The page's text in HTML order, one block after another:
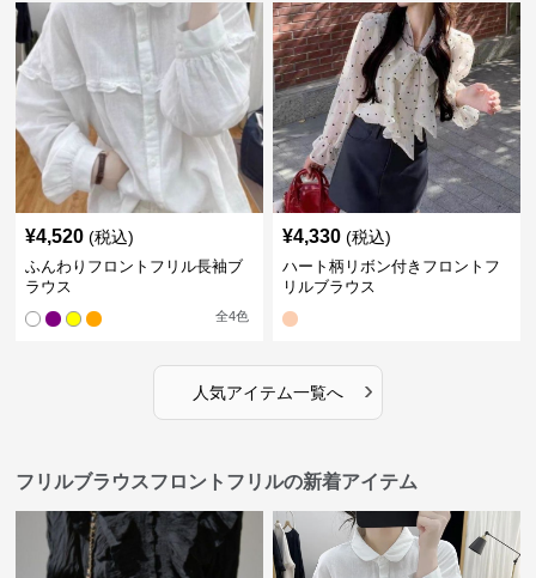
¥4,520 (税込)
ふんわりフロントフリル長袖ブ
ラウス
全4色
¥4,330 (税込)
ハート柄リボン付きフロントフ
リルブラウス
人気アイテム一覧へ ›
フリルブラウスフロントフリルの新着アイテム